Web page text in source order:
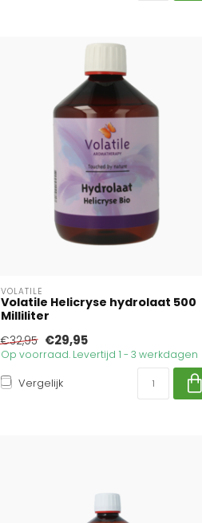
VOLATILE
Volatile Helicryse hydrolaat 500
Milliliter
€32,95 €29,95
Op voorraad. Levertijd 1 - 3 werkdagen
Vergelijk